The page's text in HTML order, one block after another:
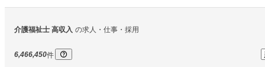
介護福祉士 高収入 の求人・仕事・採用
6,466,450件